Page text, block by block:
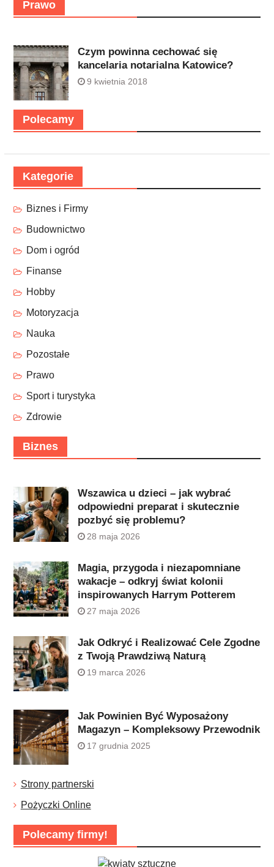
Prawo
Czym powinna cechować się
kancelaria notarialna Katowice?
9 kwietnia 2018
Polecamy
Kategorie
Biznes i Firmy
Budownictwo
Dom i ogród
Finanse
Hobby
Motoryzacja
Nauka
Pozostałe
Prawo
Sport i turystyka
Zdrowie
Biznes
Wszawica u dzieci – jak wybrać
odpowiedni preparat i skutecznie
pozbyć się problemu?
28 maja 2026
Magia, przygoda i niezapomniane
wakacje – odkryj świat kolonii
inspirowanych Harrym Potterem
27 maja 2026
Jak Odkryć i Realizować Cele Zgodne
z Twoją Prawdziwą Naturą
19 marca 2026
Jak Powinien Być Wyposażony
Magazyn – Kompleksowy Przewodnik
17 grudnia 2025
Strony partnerski
Pożyczki Online
Polecamy firmy!